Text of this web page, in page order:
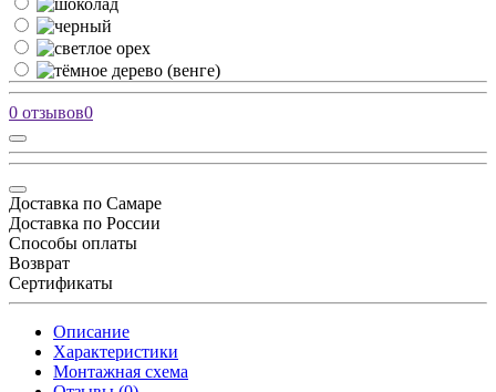
0 отзывов0
Доставка по Самаре
Доставка по России
Способы оплаты
Возврат
Сертификаты
Описание
Характеристики
Монтажная схема